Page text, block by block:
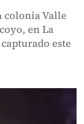
colonia Valle
en La
este